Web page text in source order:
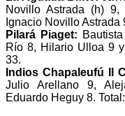
Novillo Astrada (h)
Ignacio Novillo Astrada
Pilará Piaget:
Río 8, Hilario Ulloa 9
33.
Indios Chapaleufú II
Julio Arellano 9,
Eduardo Heguy 8.